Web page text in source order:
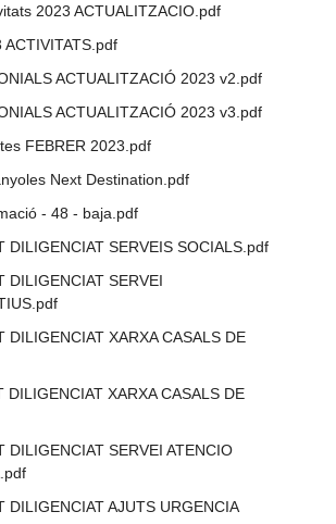
2023 ACTUALITZACIO.pdf
ACTIVITATS.pdf
ACTUALITZACIÓ 2023 v2.pdf
ACTUALITZACIÓ 2023 v3.pdf
FEBRER 2023.pdf
Next Destination.pdf
- 48 - baja.pdf
DILIGENCIAT SERVEIS SOCIALS.pdf
DILIGENCIAT SERVEI
DILIGENCIAT XARXA CASALS DE
DILIGENCIAT XARXA CASALS DE
DILIGENCIAT SERVEI ATENCIO
DILIGENCIAT AJUTS URGENCIA